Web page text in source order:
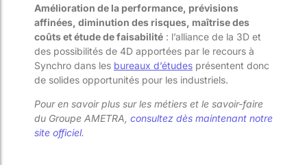
Amélioration de la performance, prévisions
affinées, diminution des risques, maîtrise des
coûts et étude de faisabilité : l’alliance de la 3D et
des possibilités de 4D apportées par le recours à
Synchro dans les bureaux d’études présentent donc
de solides opportunités pour les industriels.
Pour en savoir plus sur les métiers et le savoir-faire
du Groupe AMETRA, consultez dès maintenant notre
site officiel.